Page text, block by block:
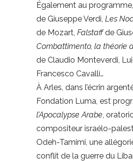
Également au programme,
de Giuseppe Verdi, Les
de Mozart, Falstaffde
Combattimento, la théorie
de Claudio Monteverdi,
Francesco Cavalli…
À Arles, dans l’écrin
Fondation Luma, est
l’Apocalypse Arabe,
compositeur israélo-
Odeh-Tamimi, une
conflit de la guerre du